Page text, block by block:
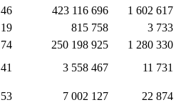
46 423 116 696
1 602 617
19 815 758
3 733
74 250 198 925
1 280 330
41 3 558 467 11 731
53 7 002 127
22 874